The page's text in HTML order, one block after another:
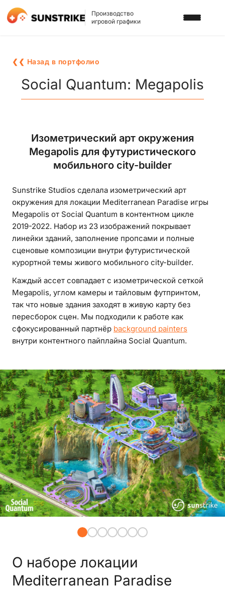
Производство
игровой графики
3D АРТ ДЛЯ ИГР
2D АРТ ДЛЯ ИГР
3D ПЕРСОНАЖИ
2D ПЕРСОНАЖИ
ФОНЫ И ЛОКАЦИИ
ИГРОВОЙ АРТ С ИИ
ПОРТФОЛИО
КАРЬЕРА
НАПИСАТЬ НАМ
❮❮ Назад в портфолио
Social Quantum: Megapolis
Изометрический арт окружения
Megapolis для футуристического
мобильного city-builder
Sunstrike Studios сделала изометрический арт
окружения для локации Mediterranean Paradise игры
Megapolis от Social Quantum в контентном цикле
2019-2022. Набор из 23 изображений покрывает
линейки зданий, заполнение пропсами и полные
сценовые композиции внутри футуристической
курортной темы живого мобильного city-builder.
Каждый ассет совпадает с изометрической сеткой
Megapolis, углом камеры и тайловым футпринтом,
так что новые здания заходят в живую карту без
пересборок сцен. Мы подходили к работе как
сфокусированный партнёр background painters
внутри контентного пайплайна Social Quantum.
О наборе локации
Mediterranean Paradise